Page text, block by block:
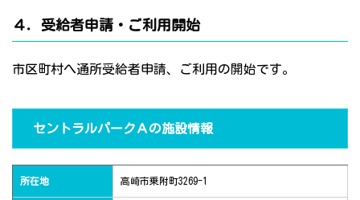
４．受給者申請・ご利用開始
市区町村へ通所受給者申請、ご利用の開始です。
セントラルパークＡの施設情報
所在地 高崎市乗附町3269-1